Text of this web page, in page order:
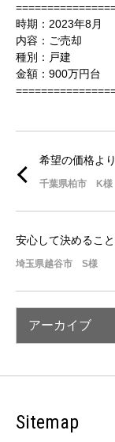
時期：2023年8月
内容：ご売却
種別：戸建
金額：900万円台
希望の価格よ
千葉県柏市 K様
安心して決めるこ
埼玉県越谷市 S様
アーカイブ
Sitemap